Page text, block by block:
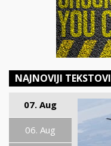
NAJNOVIJI TEKSTOVI
07. Aug
06. Aug